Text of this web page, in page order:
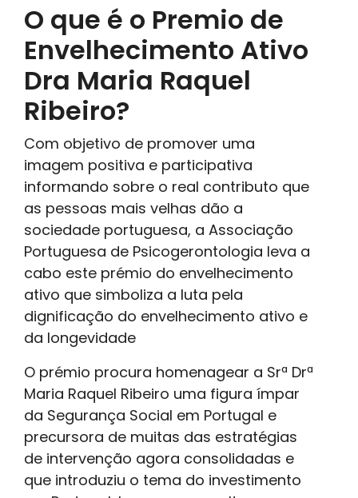
O que é o Premio de
Envelhecimento Ativo
Dra Maria Raquel
Ribeiro?
Com objetivo de promover uma
imagem positiva e participativa
informando sobre o real contributo que
as pessoas mais velhas dão a
sociedade portuguesa, a Associação
Portuguesa de Psicogerontologia leva a
cabo este prémio do envelhecimento
ativo que simboliza a luta pela
dignificação do envelhecimento ativo e
da longevidade
O prémio procura homenagear a Srª Drª
Maria Raquel Ribeiro uma figura ímpar
da Segurança Social em Portugal e
precursora de muitas das estratégias
de intervenção agora consolidadas e
que introduziu o tema do investimento